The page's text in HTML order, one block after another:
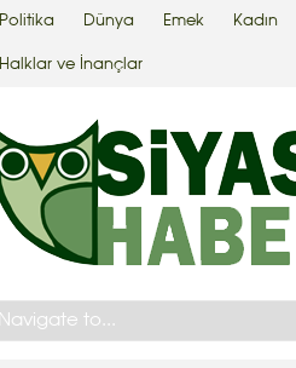
Politika Dünya Emek Kadın
Halklar ve İnançlar